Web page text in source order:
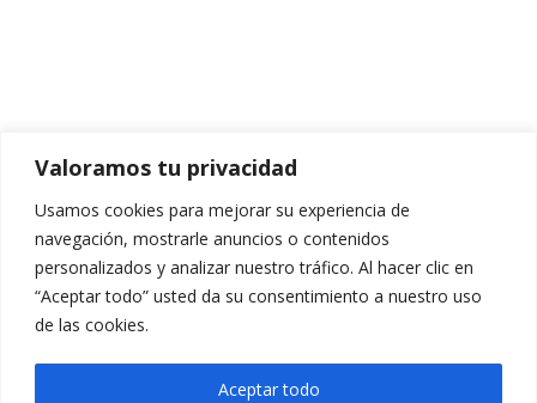
Valoramos tu privacidad
Usamos cookies para mejorar su experiencia de
navegación, mostrarle anuncios o contenidos
personalizados y analizar nuestro tráfico. Al hacer clic en
“Aceptar todo” usted da su consentimiento a nuestro uso
de las cookies.
Aceptar todo
XXXXXXXXXX